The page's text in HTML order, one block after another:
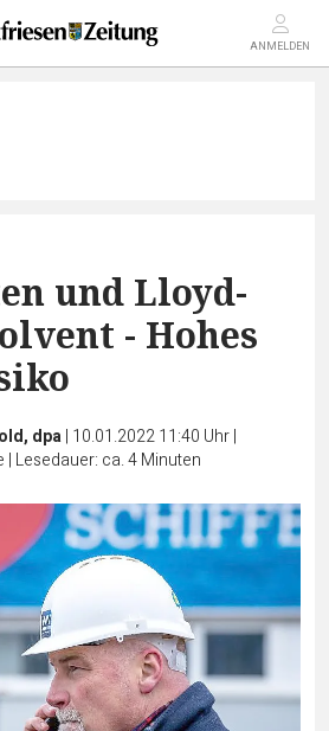
ANMELDEN
und Lloyd-
- Hohes
dpa| 10.01.2022 11:40 Uhr|
| Lesedauer: ca. 4 Minuten